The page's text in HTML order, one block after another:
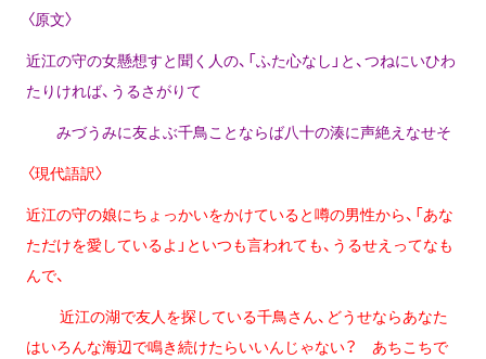
〈原文〉
近江の守の女懸想すと聞く人の、「ふた心なし」と、つねにいひわ
たりければ、うるさがりて
みづうみに友よぶ千鳥ことならば八十の湊に声絶えなせそ
〈現代語訳〉
近江の守の娘にちょっかいをかけていると噂の男性から、「あな
ただけを愛しているよ」といつも言われても、うるせえってなも
んで、
近江の湖で友人を探している千鳥さん、どうせならあなた
はいろんな海辺で鳴き続けたらいいんじゃない？ あちこちで